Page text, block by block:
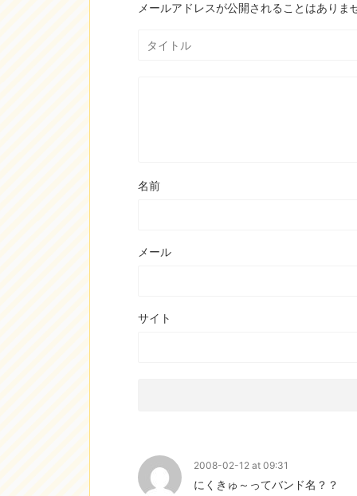
メールアドレスが公開されることはありま
名前
メール
サイト
2008-02-12 at 09:31
にくきゅ～ってバンド名？？